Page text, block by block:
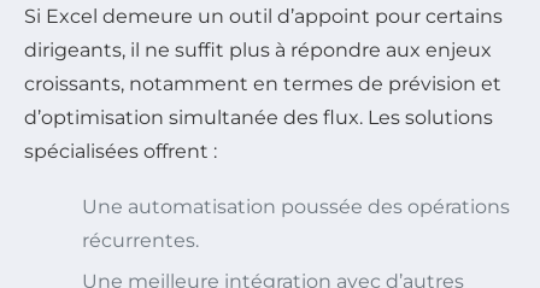
Si Excel demeure un outil d’appoint pour certains
dirigeants, il ne suffit plus à répondre aux enjeux
croissants, notamment en termes de prévision et
d’optimisation simultanée des flux. Les solutions
spécialisées offrent :
Une automatisation poussée des opérations
récurrentes.
Une meilleure intégration avec d’autres